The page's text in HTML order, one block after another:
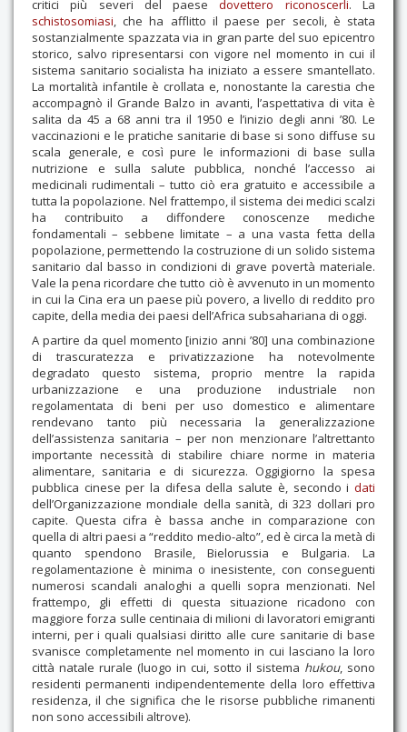
critici più severi del paesedovettero riconoscerli. La
schistosomiasi, che ha afflitto il paese per secoli, è stata
sostanzialmente spazzata via in gran parte del suo epicentro
storico, salvo ripresentarsi con vigore nel momento in cui il
sistema sanitario socialista ha iniziato a essere smantellato.
La mortalità infantile è crollata e, nonostante la carestia che
accompagnò il Grande Balzo in avanti, l’aspettativa di vita è
salita da 45 a 68 anni tra il 1950 e l’inizio degli anni ’80. Le
vaccinazioni e le pratiche sanitarie di base si sono diffuse su
scala generale, e così pure le informazioni di base sulla
nutrizione e sulla salute pubblica, nonché l’accesso ai
medicinali rudimentali – tutto ciò era gratuito e accessibile a
tutta la popolazione. Nel frattempo, il sistema dei medici scalzi
ha contribuito a diffondere conoscenze mediche
fondamentali – sebbene limitate – a una vasta fetta della
popolazione, permettendo la costruzione di un solido sistema
sanitario dal basso in condizioni di grave povertà materiale.
Vale la pena ricordare che tutto ciò è avvenuto in un momento
in cui la Cina era un paese più povero, a livello di reddito pro
capite, della media dei paesi dell’Africa subsahariana di oggi.
A partire da quel momento [inizio anni ’80] una combinazione
di trascuratezza e privatizzazione ha notevolmente
degradato questo sistema, proprio mentre la rapida
urbanizzazione e una produzione industriale non
regolamentata di beni per uso domestico e alimentare
rendevano tanto più necessaria la generalizzazione
dell’assistenza sanitaria – per non menzionare l’altrettanto
importante necessità di stabilire chiare norme in materia
alimentare, sanitaria e di sicurezza. Oggigiorno la spesa
pubblica cinese per la difesa della salute è, secondo i dati
dell’Organizzazione mondiale della sanità, di 323 dollari pro
capite. Questa cifra è bassa anche in comparazione con
quella di altri paesi a “reddito medio-alto”, ed è circa la metà di
quanto spendono Brasile, Bielorussia e Bulgaria. La
regolamentazione è minima o inesistente, con conseguenti
numerosi scandali analoghi a quelli sopra menzionati. Nel
frattempo, gli effetti di questa situazione ricadono con
maggiore forza sulle centinaia di milioni di lavoratori emigranti
interni, per i quali qualsiasi diritto alle cure sanitarie di base
svanisce completamente nel momento in cui lasciano la loro
città natale rurale (luogo in cui, sotto il sistema hukou, sono
residenti permanenti indipendentemente della loro effettiva
residenza, il che significa che le risorse pubbliche rimanenti
non sono accessibili altrove).